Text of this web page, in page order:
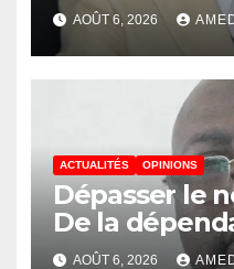
AOÛT 6, 2026
ACTUALITÉS OPINIONS
Dépasser le
De la
continuité
AOÛT 6, 2026